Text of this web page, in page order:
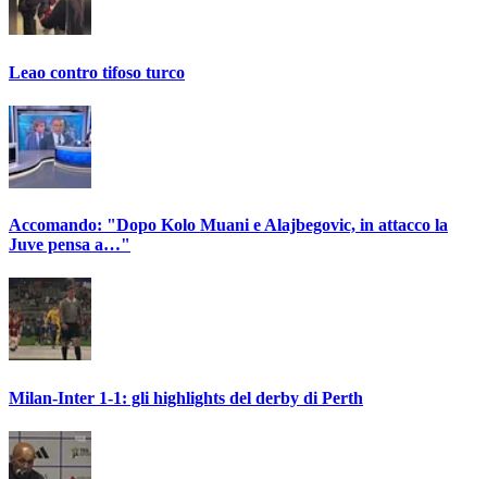
Leao contro tifoso turco
Accomando: "Dopo Kolo Muani e Alajbegovic, in attacco la
Juve pensa a…"
Milan-Inter 1-1: gli highlights del derby di Perth